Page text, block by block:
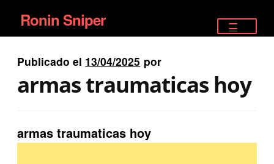
Ir
a
la
navegación
Ir
al
contenido
Ronin Sniper
RIFLES DEPORTIVOS
Publicado el 13/04/2025 por
armas traumaticas hoy
armas traumaticas hoy